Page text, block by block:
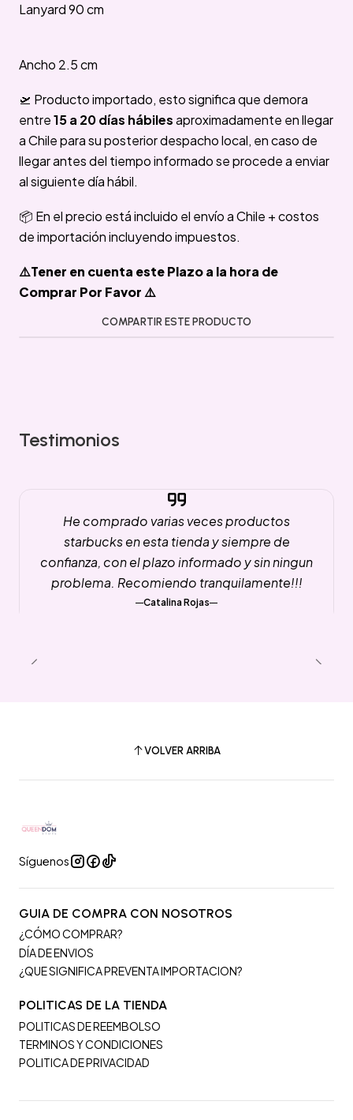
Lanyard 90 cm
Ancho 2.5 cm
🛫 Producto importado, esto significa que demora
entre15 a 20 días hábilesaproximadamente en llegar
a Chile para su posterior despacho local, en caso de
llegar antes del tiempo informado se procede a enviar
al siguiente día hábil.
📦 En el precio está incluido el envío a Chile + costos
de importación incluyendo impuestos.
⚠️Tener en cuenta este Plazo a la hora de
Comprar Por Favor ⚠️
COMPARTIR ESTE PRODUCTO
Testimonios
He comprado varias veces productos
starbucks en esta tienda y siempre de
confianza, con el plazo informado y sin ningun
problema. Recomiendo tranquilamente!!!
Catalina Rojas
VOLVER ARRIBA
Síguenos
GUIA DE COMPRA CON NOSOTROS
¿CÓMO COMPRAR?
DÍA DE ENVIOS
¿QUE SIGNIFICA PREVENTA IMPORTACION?
POLITICAS DE LA TIENDA
POLITICAS DE REEMBOLSO
TERMINOS Y CONDICIONES
POLITICA DE PRIVACIDAD